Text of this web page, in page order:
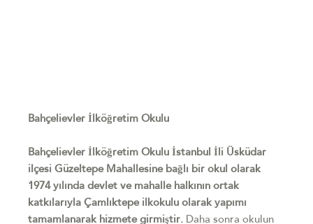
Bahçelievler İlköğretim Okulu
Bahçelievler İlköğretim Okulu İstanbul İli Üsküdar
ilçesi Güzeltepe Mahallesine bağlı bir okul olarak
1974 yılında devlet ve mahalle halkının ortak
katkılarıyla Çamlıktepe ilkokulu olarak yapımı
tamamlanarak hizmete girmiştir. Daha sonra okulun